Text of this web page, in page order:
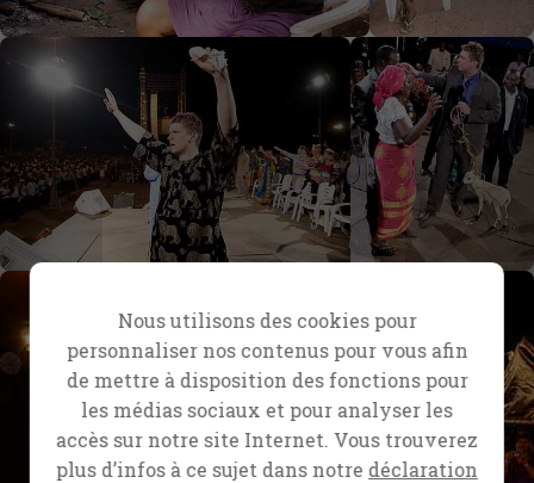
Nous utilisons des cookies pour
personnaliser nos contenus pour vous afin
de mettre à disposition des fonctions pour
les médias sociaux et pour analyser les
accès sur notre site Internet. Vous trouverez
plus d’infos à ce sujet dans notre déclaration